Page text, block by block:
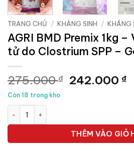
TRANG CHỦ / KHÁNG SINH / KHÁNG
AGRI BMD Premix 1kg
tử do Clostrium SPP –
275.000₫ Giá
242.000 ₫
Còn 18 trong kho
THÊM VÀO GIỎ